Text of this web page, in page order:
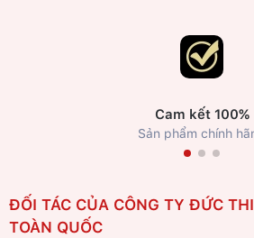
Cam kết 100%
Sản phẩm chính
ĐỐI TÁC CỦA CÔNG TY ĐỨC
TOÀN QUỐC